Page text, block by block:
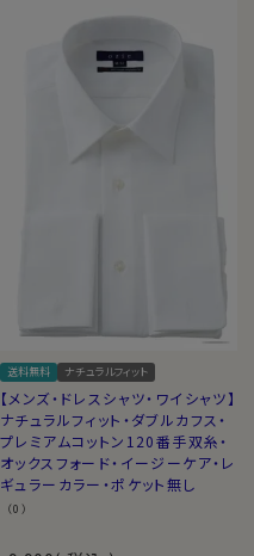
送料無料 ナチュラルフィット
【メンズ・ドレスシャツ・ワイシャツ】
ナチュラルフィット・ダブルカフス・
プレミアムコットン120番手双糸・
オックスフォード・イージーケア・レ
ギュラーカラー・ポケット無し
（0）